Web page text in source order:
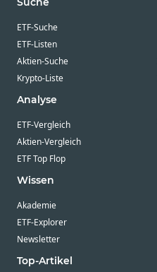
ETF-Suche
ETF-Listen
Aktien-Suche
Krypto-Liste
Analyse
ETF-Vergleich
Aktien-Vergleich
ETF Top Flop
Wissen
Akademie
ETF-Explorer
Newsletter
Top-Artikel